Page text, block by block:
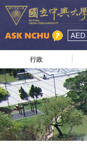
AED
行政